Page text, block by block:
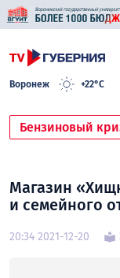
Воронеж +22°C
Бензиновый
Магазин
и семейного
20:34 2021-12-20